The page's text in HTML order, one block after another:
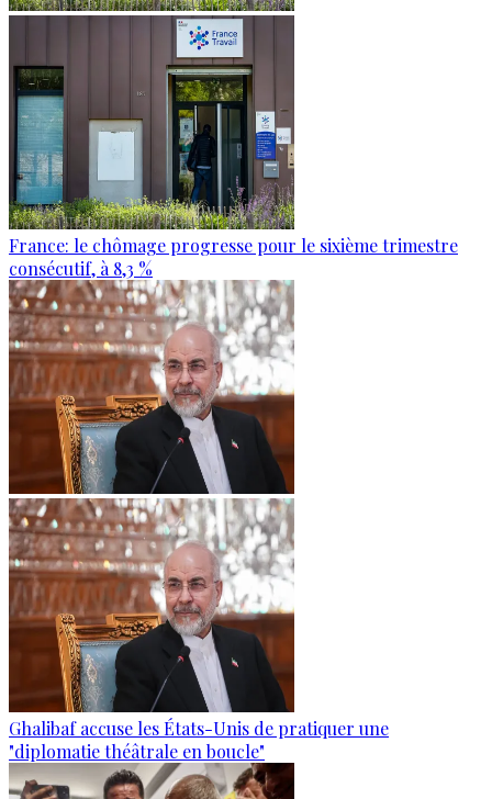
France: le chômage progresse pour le sixième trimestre
consécutif, à 8,3 %
Ghalibaf accuse les États-Unis de pratiquer une
"diplomatie théâtrale en boucle"